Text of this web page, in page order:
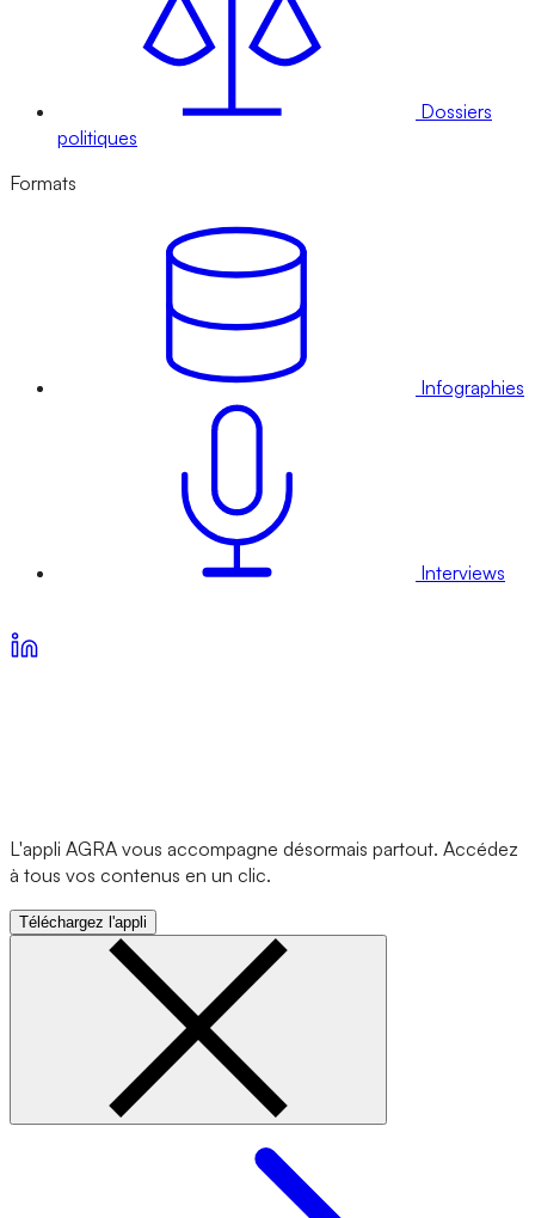
Dossiers
politiques
Formats
Infographies
Interviews
L'appli AGRA vous accompagne désormais partout. Accédez
à tous vos contenus en un clic.
Téléchargez l'appli